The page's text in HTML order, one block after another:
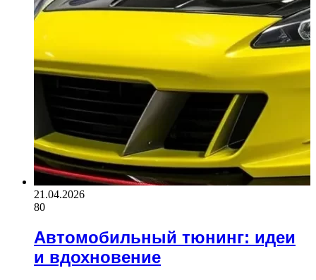
21.04.2026
80
Автомобильный тюнинг: идеи
и вдохновение